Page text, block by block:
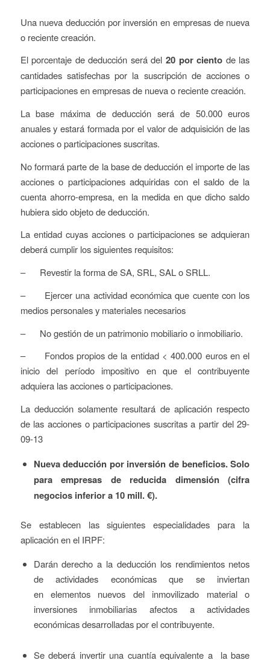
Una nueva deducción por inversión en empresas de nueva
o reciente creación.
El porcentaje de deducción será del20 por ciento de las
cantidades satisfechas por la suscripción de acciones o
participaciones en empresas de nueva o reciente creación.
La base máxima de deducción será de 50.000 euros
anuales y estará formada por el valor de adquisición de las
acciones o participaciones suscritas.
No formará parte de la base de deducción el importe de las
acciones o participaciones adquiridas con el saldo de la
cuenta ahorro-empresa, en la medida en que dicho saldo
hubiera sido objeto de deducción.
La entidad cuyas acciones o participaciones se adquieran
deberá cumplir los siguientes requisitos:
– Revestir la forma de SA, SRL, SAL o SRLL.
– Ejercer una actividad económica que cuente con los
medios personales y materiales necesarios
– No gestión de un patrimonio mobiliario o inmobiliario.
– Fondos propios de la entidad < 400.000 euros en el
inicio del período impositivo en que el contribuyente
adquiera las acciones o participaciones.
La deducción solamente resultará de aplicación respecto
de las acciones o participaciones suscritas a partir del 29-
09-13
Nueva deducción por inversión de beneficios. Solo
para empresas de reducida dimensión (cifra
negocios inferior a 10 mill. €).
Se establecen las siguientes especialidades para la
aplicación en el IRPF:
Darán derecho a la deducción los rendimientos netos
de actividades económicas que se inviertan
en elementos nuevos del inmovilizado material o
inversiones inmobiliarias afectos a actividades
económicas desarrolladas por el contribuyente.
Se deberá invertir una cuantía equivalente a la base